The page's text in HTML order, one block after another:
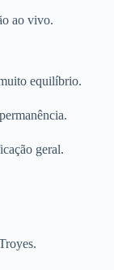
ao vivo.
equilíbrio.
geral.